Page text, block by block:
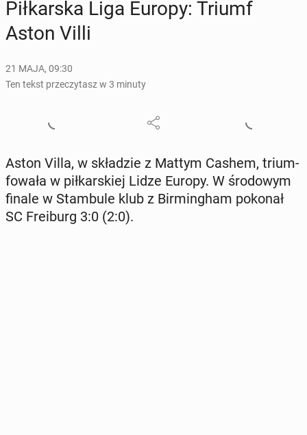
Pił­kar­ska Liga Europy: Triumf
Aston Villi
21 MAJA, 09:30
Ten tekst przeczytasz w 3 minuty
Aston Villa, w skła­dzie z Mattym Cashem, trium­
fo­wa­ła w pił­kar­skiej Lidze Europy. W śro­do­wym
finale w Stam­bu­le klub z Bir­ming­ham pokonał
SC Fre­iburg 3:0 (2:0).